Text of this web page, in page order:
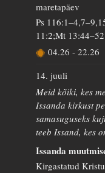
maretapäev
Ps
11:2;Mt
04.26 - 22.26
14. juuli
Meid kõiki, kes
Issanda kirkust
samasuguseks
teeb Issand, kes
Issanda
Kirgastatud